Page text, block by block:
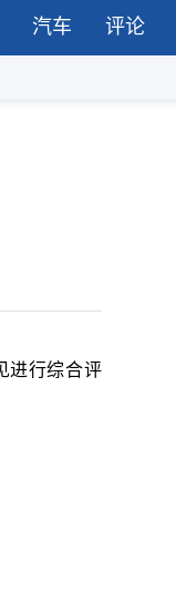
汽车 评论
进行综合评